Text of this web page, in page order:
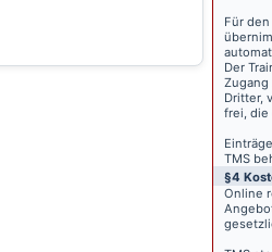
Für
Der
Zugang
Dritter,
frei, die
TMS
§4
Online